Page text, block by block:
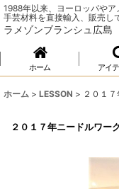
1988年以来、ヨーロッパやア
手芸材料を直接輸入、販売し
ラメゾンブランシュ広島
ホーム アイ
ホーム > LESSON > ２０１
２０１７年ニードルワー